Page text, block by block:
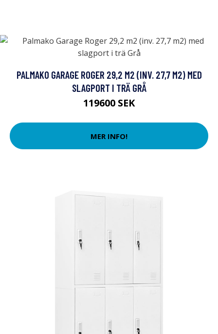
PALMAKO GARAGE ROGER 29,2 M2 (INV. 27,7 M2) MED
SLAGPORT I TRÄ GRÅ
119600 SEK
MER INFO!